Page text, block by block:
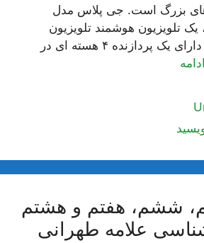
های بزرگ است. جی پلاس مدل
GTV-58PU726S، یک تلویزیون هوشمند تلویزیون
GTV-58PU726S دارای یک پردازنده ۴ هسته ای در
ادامه
ششم، هفتم و هشتم
علامه طهرانی